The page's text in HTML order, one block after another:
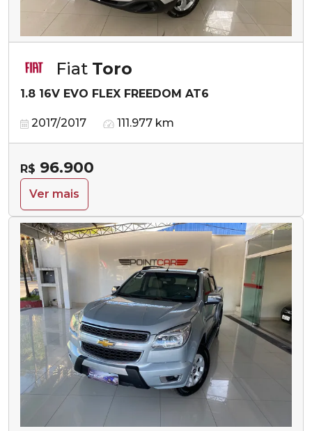
Fiat Toro
1.8 16V EVO FLEX FREEDOM AT6
2017/2017 111.977 km
R$ 96.900
Ver mais